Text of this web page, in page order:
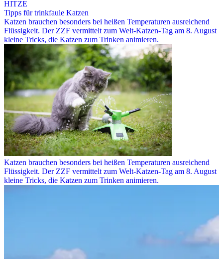
HITZE
Tipps für trinkfaule Katzen
Katzen brauchen besonders bei heißen Temperaturen ausreichend
Flüssigkeit. Der ZZF vermittelt zum Welt-Katzen-Tag am 8. August
kleine Tricks, die Katzen zum Trinken animieren.
Katzen brauchen besonders bei heißen Temperaturen ausreichend
Flüssigkeit. Der ZZF vermittelt zum Welt-Katzen-Tag am 8. August
kleine Tricks, die Katzen zum Trinken animieren.